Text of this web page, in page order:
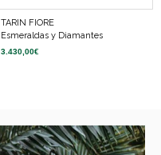
TARIN FIORE
Esmeraldas y Diamantes
3.430,00€